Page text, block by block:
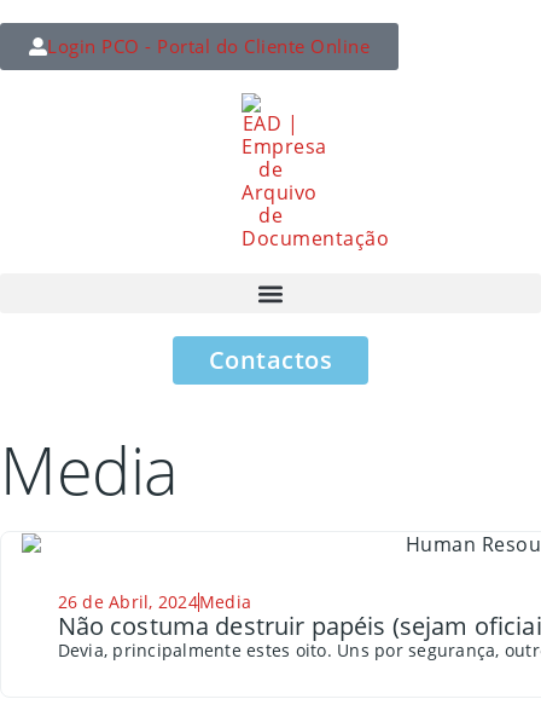
Login PCO - Portal do Cliente Online
Contactos
Media
26 de Abril, 2024Media
Não costuma destruir papéis (sejam
Devia, principalmente estes oito. Uns por segurança,